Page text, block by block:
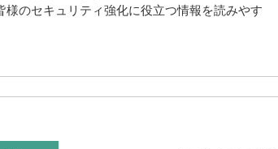
のセキュリティ強化に役立つ情報を読みやす